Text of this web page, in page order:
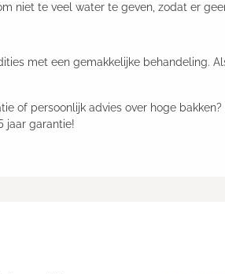
niet te veel water te geven, zodat er
met een gemakkelijke behandeling.
of persoonlijk advies over hoge
jaar garantie!